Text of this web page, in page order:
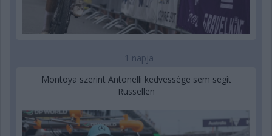
1 napja
Montoya szerint Antonelli kedvessége sem segít
Russellen